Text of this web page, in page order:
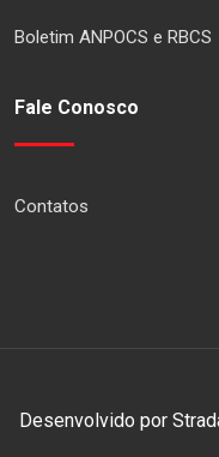
Boletim ANPOCS e RBCS
Fale Conosco
Contatos
Desenvolvido por